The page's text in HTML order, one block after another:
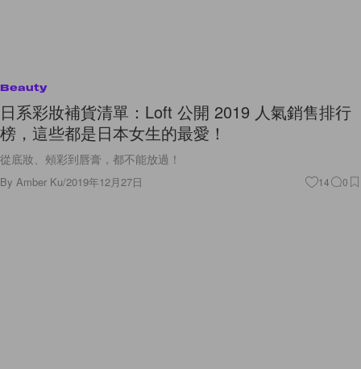
Beauty
日系彩妝補貨清單：Loft 公開 2019 人氣銷售排行
榜，這些都是日本女生的最愛！
從底妝、頰彩到唇膏，都不能放過！
By Amber Ku/2019年12月27日 14 0